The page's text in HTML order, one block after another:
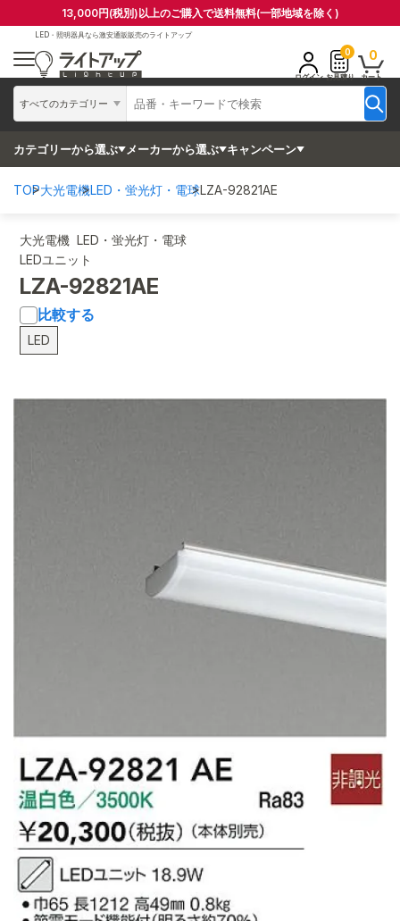
13,000円(税別)以上のご購入で送料無料(一部地域を除く)
LED・照明器具なら激安通販販売のライトアップ
すべてのカテゴリー
ログイン
0
お見積り
0
カート
カテゴリーから選ぶ メーカーから選ぶ キャンペーン
TOP大光電機LED・蛍光灯・電球LZA-92821AE
大光電機 LED・蛍光灯・電球
LEDユニット
LZA-92821AE
比較する
LED